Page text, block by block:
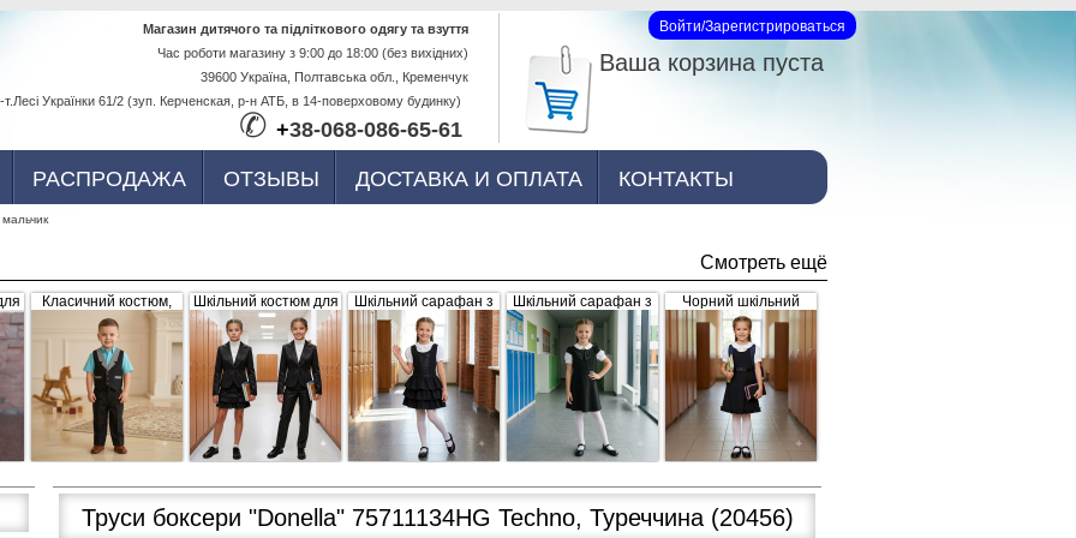
Перейти к
основному
содержанию
РАСПРОДАЖА ОТЗЫВЫ ДОСТАВКА И ОПЛАТА КОНТАКТЫ
Вход на сайт
Войти/Зарегистрироваться
Ваша корзина пуста
Магазин дитячого та підліткового одягу та взуття
Час роботи магазину з 9:00 до 18:00 (без вихідних)
39600 Україна, Полтавська обл., Кременчук
т.Лесі Українки 61/2 (зуп. Керченская, р-н АТБ, в 14-поверховому будинку)
✆ +38-068-086-65-61
Смотреть ещё
Класичний костюм,
чорний з сіро-білими
вставками (жилетка +
штани)
Шкільний костюм для
дівчинки, трійка
Шкільний сарафан з
рюшами, чорний
Шкільний сарафан з
брошкою, чорний
Чорний шкільний
сарафан для дівчинки
з рюшками внизу та
завищеним поясом
(арт.398)
Труси боксери "Donella" 75711134HG Techno, Туреччина(20456)